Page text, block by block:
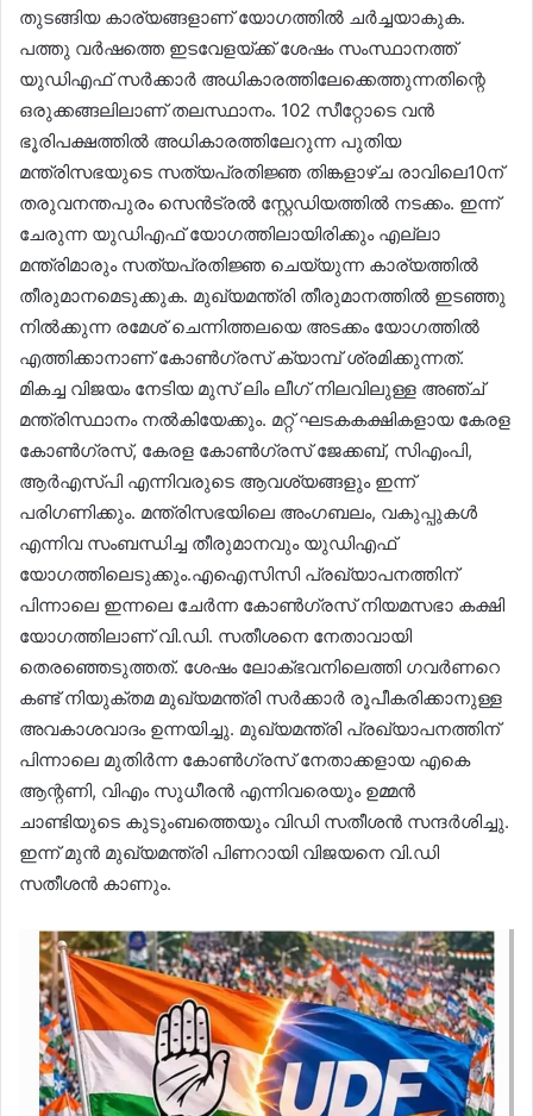
തുടങ്ങിയ കാര്യങ്ങളാണ് യോഗത്തിൽ ചർച്ചയാകുക.
പത്തു വർഷത്തെ ഇടവേളയ്ക്ക് ശേഷം സംസ്ഥാനത്ത്
യുഡിഎഫ് സർക്കാർ അധികാരത്തിലേക്കെത്തുന്നതിന്റെ
ഒരുക്കങ്ങലിലാണ് തലസ്ഥാനം. 102 സീറ്റോടെ വൻ
ഭൂരിപക്ഷത്തിൽ അധികാരത്തിലേറുന്ന പുതിയ
മന്ത്രിസഭയുടെ സത്യപ്രതിജ്ഞ തിങ്കളാഴ്ച രാവിലെ10ന്
തരുവനന്തപുരം സെൻട്രൽ സ്റ്റേഡിയത്തിൽ നടക്കം. ഇന്ന്
ചേരുന്ന യുഡിഎഫ് യോഗത്തിലായിരിക്കും എല്ലാ
മന്ത്രിമാരും സത്യപ്രതിജ്ഞ ചെയ്യുന്ന കാര്യത്തിൽ
തീരുമാനമെടുക്കുക. മുഖ്യമന്ത്രി തീരുമാനത്തിൽ ഇടഞ്ഞു
നിൽക്കുന്ന രമേശ് ചെന്നിത്തലയെ അടക്കം യോഗത്തിൽ
എത്തിക്കാനാണ് കോൺഗ്രസ് ക്യാമ്പ് ശ്രമിക്കുന്നത്.
മികച്ച വിജയം നേടിയ മുസ് ലിം ലീഗ് നിലവിലുള്ള അഞ്ച്
മന്ത്രിസ്ഥാനം നൽകിയേക്കും. മറ്റ് ഘടകകക്ഷികളായ കേരള
കോൺഗ്രസ്, കേരള കോൺഗ്രസ് ജേക്കബ്, സിഎംപി,
ആർഎസ്പി എന്നിവരുടെ ആവശ്യങ്ങളും ഇന്ന്
പരിഗണിക്കും. മന്ത്രിസഭയിലെ അംഗബലം, വകുപ്പുകൾ
എന്നിവ സംബന്ധിച്ച തീരുമാനവും യുഡിഎഫ്
യോഗത്തിലെടുക്കും.എഐസിസി പ്രഖ്യാപനത്തിന്
പിന്നാലെ ഇന്നലെ ചേർന്ന കോൺഗ്രസ് നിയമസഭാ കക്ഷി
യോഗത്തിലാണ് വി.ഡി. സതീശനെ നേതാവായി
തെരഞ്ഞെടുത്തത്. ശേഷം ലോക്ഭവനിലെത്തി ഗവർണറെ
കണ്ട് നിയുക്തമ മുഖ്യമന്ത്രി സർക്കാർ രൂപീകരിക്കാനുള്ള
അവകാശവാദം ഉന്നയിച്ചു. മുഖ്യമന്ത്രി പ്രഖ്യാപനത്തിന്
പിന്നാലെ മുതിർന്ന കോൺഗ്രസ് നേതാക്കളായ എകെ
ആന്റണി, വിഎം സുധീരൻ എന്നിവരെയും ഉമ്മൻ
ചാണ്ടിയുടെ കുടുംബത്തെയും വിഡി സതീശൻ സന്ദർശിച്ചു.
ഇന്ന് മുൻ മുഖ്യമന്ത്രി പിണറായി വിജയനെ വി.‍‍ഡി
സതീശൻ കാണും.